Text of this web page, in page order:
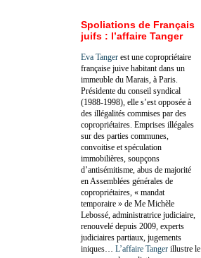
Spoliations de Français
juifs : l’affaire Tanger
Eva Tanger est une copropriétaire
française juive habitant dans un
immeuble du Marais, à Paris.
Présidente du conseil syndical
(1988-1998), elle s’est opposée à
des illégalités commises par des
copropriétaires. Emprises illégales
sur des parties communes,
convoitise et spéculation
immobilières, soupçons
d’antisémitisme, abus de majorité
en Assemblées générales de
copropriétaires, « mandat
temporaire » de Me Michèle
Lebossé, administratrice judiciaire,
renouvelé depuis 2009, experts
judiciaires partiaux, jugements
iniques… L’affaire Tanger illustre le